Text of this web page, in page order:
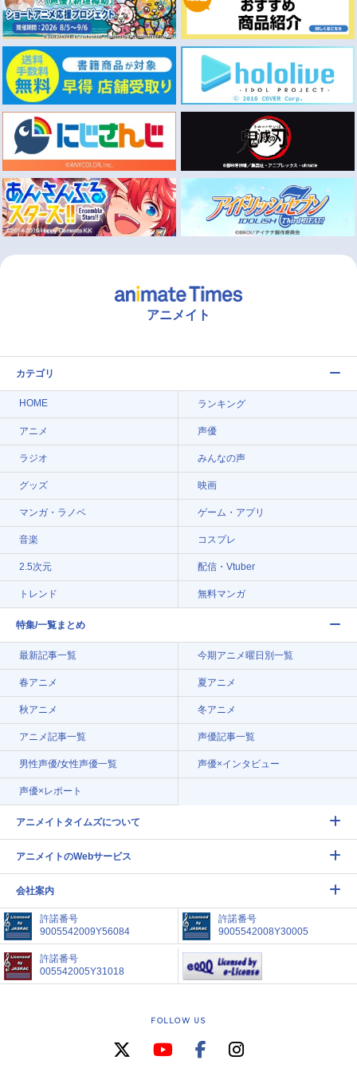
アニメイト
カテゴリ
HOME ランキング
アニメ 声優
ラジオ みんなの声
グッズ 映画
マンガ・ラノベ ゲーム・アプリ
音楽 コスプレ
2.5次元 配信・Vtuber
トレンド 無料マンガ
特集/一覧まとめ
最新記事一覧 今期アニメ曜日別一覧
春アニメ 夏アニメ
秋アニメ 冬アニメ
アニメ記事一覧 声優記事一覧
男性声優/女性声優一覧 声優×インタビュー
声優×レポート
アニメイトタイムズについて
アニメイトのWebサービス
会社案内
許諾番号
9005542009Y56084
許諾番号
9005542008Y30005
許諾番号
005542005Y31018
FOLLOW US